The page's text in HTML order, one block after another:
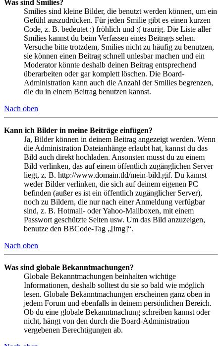
Was sind Smilies?
Smilies sind kleine Bilder, die benutzt werden können, um ein
Gefühl auszudrücken. Für jeden Smilie gibt es einen kurzen
Code, z. B. bedeutet :) fröhlich und :( traurig. Die Liste aller
Smilies kannst du beim Verfassen eines Beitrags sehen.
Versuche bitte trotzdem, Smilies nicht zu häufig zu benutzen,
sie können einen Beitrag schnell unlesbar machen und ein
Moderator könnte deshalb deinen Beitrag entsprechend
überarbeiten oder gar komplett löschen. Die Board-
Administration kann auch die Anzahl der Smilies begrenzen,
die du in einem Beitrag benutzen kannst.
Nach oben
Kann ich Bilder in meine Beiträge einfügen?
Ja, Bilder können in deinem Beitrag angezeigt werden. Wenn
die Administration Dateianhänge erlaubt hat, kannst du das
Bild auch direkt hochladen. Ansonsten musst du zu einem
Bild verlinken, das auf einem öffentlich zugänglichen Server
liegt, z. B. http://www.domain.tld/mein-bild.gif. Du kannst
weder Bilder verlinken, die sich auf deinem eigenen PC
befinden (außer es ist ein öffentlich zugänglicher Server),
noch zu Bildern, die nur nach einer Anmeldung verfügbar
sind, z. B. Hotmail- oder Yahoo-Mailboxen, mit einem
Passwort geschützte Seiten usw. Um das Bild anzuzeigen,
benutze den BBCode-Tag „[img]“.
Nach oben
Was sind globale Bekanntmachungen?
Globale Bekanntmachungen beinhalten wichtige
Informationen, deshalb solltest du sie so bald wie möglich
lesen. Globale Bekanntmachungen erscheinen ganz oben in
jedem Forum und ebenfalls in deinem persönlichen Bereich.
Ob du eine globale Bekanntmachung schreiben kannst oder
nicht, hängt von den durch die Board-Administration
vergebenen Berechtigungen ab.